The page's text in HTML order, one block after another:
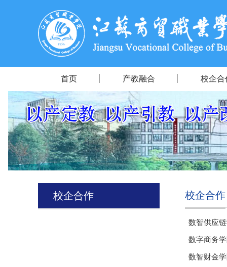
首页 产教融合 校企合
校企合作 校企合作
数智供应
数字商务
数智财金